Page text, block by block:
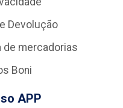
Devolução
de mercadorias
Boni
APP